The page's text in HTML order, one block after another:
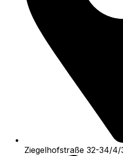
Ziegelhofstraße 32-34/4/